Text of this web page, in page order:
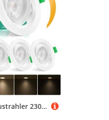
Tailcas LED Einbaustrahler 230V Flach Dimmbar, Spots 5W 450LM Deckenspots IP44 Einbauleuchten Lochmass 68-80mm, Neutralweiß 4000K Schwenkbar Deckenstrahler für Badezimmer Küche Wohnzimmer, 6er Set